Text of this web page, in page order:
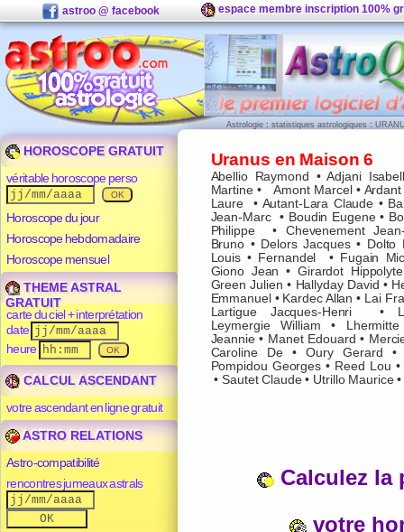
astroo @ facebook espace membre inscription 100%
Astrologie : statistiques astrologiques :
HOROSCOPE GRATUIT
véritable horoscope perso
Horoscope du jour
Horoscope hebdomadaire
Horoscope mensuel
THEME ASTRAL
GRATUIT
carte du ciel + interprétation
date
heure
CALCUL ASCENDANT
votre ascendant en ligne gratuit
ASTRO RELATIONS
Astro-compatibilité
rencontres jumeaux astrals
Uranus en Maison 6
Abellio Raymond •Adjani
Martine•Amont Marcel •
Laure• Autant-Lara Claude •
Jean-Marc• Boudin Eugene•
Philippe• Chevenement
Bruno• Delors Jacques• Dolto
Louis• Fernandel • Fugain
Giono Jean • Girardot Hippolyte
Green Julien • Hallyday David •
Emmanuel • Kardec Allan • Lai
Lartigue Jacques-Henri •
Leymergie William •
Jeannie• Manet Edouard •
Caroline De•Oury Gerard
Pompidou Georges• Reed Lou
•Sautet Claude• Utrillo Maurice
Calculez la
votre